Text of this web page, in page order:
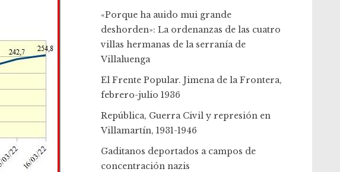
«Porque ha auido mui grande
deshorden»: La ordenanzas de las cuatro
villas hermanas de la serranía de
Villaluenga
El Frente Popular. Jimena de la Frontera,
febrero-julio 1936
República, Guerra Civil y represión en
Villamartín, 1931-1946
Gaditanos deportados a campos de
concentración nazis